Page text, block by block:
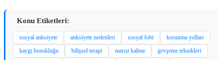
Konu Etiketleri:
sosyal anksiyete anksiyete nedenleri sosyal fobi
korunma yolları
kaygı bozukluğu
bilişsel terapi maruz kalma
gevşeme teknikleri